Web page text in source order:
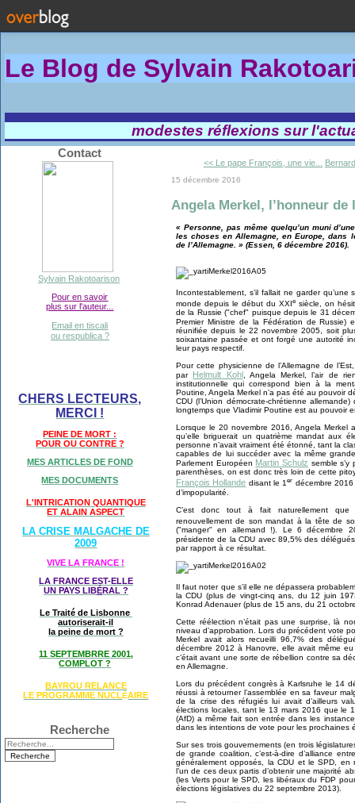
Le Blog de Sylvain Rakotoa
modestes réflexions sur
Contact
Sylvain Rakotoarison
Pour en savoir
plus sur l'auteur...
Email en tiscali
ou respublica ?
CHERS LECTEURS,
MERCI !
PEINE DE MORT :
POUR OU CONTRE ?
MES ARTICLES DE FOND
MES DOCUMENTS
L'INTRICATION QUANTIQUE
ET ALAIN ASPECT
LA CRISE MALGACHE DE
2009
VIVE LA FRANCE !
LA FRANCE EST-ELLE
UN PAYS LIBÉRAL ?
Le Traité de Lisbonne
autoriserait-il
la peine de mort ?
11 SEPTEMBRRE 2001,
COMPLOT ?
BAYROU RELANCE
LE PROGRAMME NUCLÉAIRE
Recherche
<< Le pape François, une vie...
15 décembre 2016
Angela Merkel, l’honneur
« Personne, pas même quelqu’un muni
les choses en Allemagne, en Europe, dans
de l’Allemagne. » (Essen, 6 décembre 2016).
Incontestablement, s’il fallait ne garder
monde depuis le début du XXIe siècle, on
de la Russie ("chef" puisque depuis le 31
Premier Ministre de la Fédération de Russie)
réunifiée depuis le 22 novembre 2005, soit
soixantaine passée et ont forgé une autorité
leur pays respectif.
Pour cette physicienne de l’Allemagne de
par
Helmult Kohl , Angela Merkel, l’air de
institutionnelle qui correspond bien à la
Poutine, Angela Merkel n’a pas été au pouvoir
CDU (l’Union démocrate-chrétienne
longtemps que Vladimir Poutine est au pouvoir
Lorsque le 20 novembre 2016, Angela Merkel
qu’elle briguerait un quatrième mandat aux
personne n’avait vraiment été étonné, tant la
capables de lui succéder avec la même
Parlement Européen Martin Schulz semble
parenthèses, on est donc très loin de cette
François Hollande disant le 1er décembre 2016
d’impopularité.
C’est donc tout à fait naturellement
renouvellement de son mandat à la tête de
("manger" en allemand !). Le 6 décembre
présidente de la CDU avec 89,5% des
par rapport à ce résultat.
Il faut noter que s’il elle ne dépassera
la CDU (plus de vingt-cinq ans, du 12 juin
Konrad Adenauer (plus de 15 ans, du 21
Cette réélection n’était pas une surprise, là
niveau d’approbation. Lors du précédent vote
Merkel avait alors recueilli 96,7% des
décembre 2012 à Hanovre, elle avait même
c’était avant une sorte de rébellion contre sa
en Allemagne.
Lors du précédent congrès à Karlsruhe le 14
réussi à retourner l’assemblée en sa faveur
de la crise des réfugiés lui avait d’ailleurs
élections locales, tant le 13 mars 2016 que le
(AfD) a même fait son entrée dans les
dans les intentions de vote pour les prochaines
Sur ses trois gouvernements (en trois
de grande coalition, c’est-à-dire d’alliance
généralement opposés, la CDU et le SPD, en
l’un de ces deux partis d’obtenir une majorité
(les Verts pour le SPD, les libéraux du FDP
élections législatives du 22 septembre 2013).